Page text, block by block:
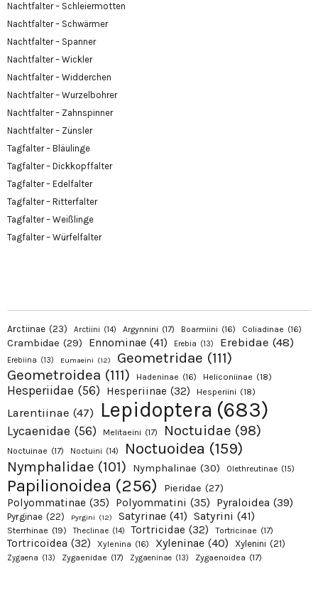
Nachtfalter – Schleiermotten
Nachtfalter – Schwärmer
Nachtfalter – Spanner
Nachtfalter – Wickler
Nachtfalter – Widderchen
Nachtfalter – Wurzelbohrer
Nachtfalter – Zahnspinner
Nachtfalter – Zünsler
Tagfalter – Bläulinge
Tagfalter – Dickkopffalter
Tagfalter – Edelfalter
Tagfalter – Ritterfalter
Tagfalter – Weißlinge
Tagfalter – Würfelfalter
Arctiinae (23) Arctiini (14) Argynnini (17) Boarmiini (16) Coliadinae (16)
Crambidae (29) Ennominae (41) Erebia (13) Erebidae (48)
Erebiina (13) Eumaeini (12) Geometridae (111)
Geometroidea (111) Hadeninae (16) Heliconiinae (18)
Hesperiidae (56) Hesperiinae (32) Hesperiini (18)
Larentiinae (47) Lepidoptera (683)
Lycaenidae (56) Melitaeini (17) Noctuidae (98)
Noctuinae (17) Noctuini (14) Noctuoidea (159)
Nymphalidae (101) Nymphalinae (30) Olethreutinae (15)
Papilionoidea (256) Pieridae (27)
Polyommatinae (35) Polyommatini (35) Pyraloidea (39)
Pyrginae (22) Pyrgini (12) Satyrinae (41) Satyrini (41)
Sterrhinae (19) Theclinae (14) Tortricidae (32) Tortricinae (17)
Tortricoidea (32) Xylenina (16) Xyleninae (40) Xylenini (21)
Zygaena (13) Zygaenidae (17) Zygaeninae (13) Zygaenoidea (17)